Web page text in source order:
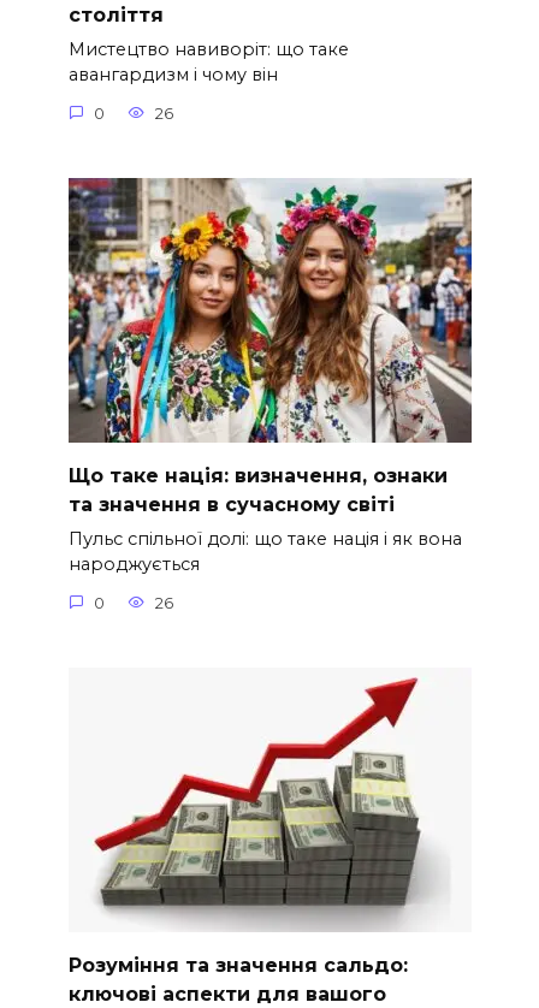
століття
Мистецтво навиворіт: що таке
авангардизм і чому він
0 26
Що таке нація: визначення, ознаки
та значення в сучасному світі
Пульс спільної долі: що таке нація і як вона
народжується
0 26
Розуміння та значення сальдо:
ключові аспекти для вашого